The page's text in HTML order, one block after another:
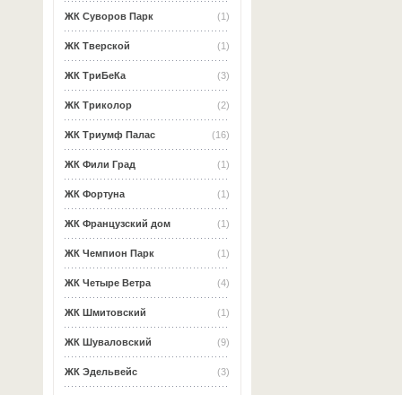
(1)
ЖК Суворов Парк
(1)
ЖК Тверской
(3)
ЖК ТриБеКа
(2)
ЖК Триколор
(16)
ЖК Триумф Палас
(1)
ЖК Фили Град
(1)
ЖК Фортуна
(1)
ЖК Французский дом
(1)
ЖК Чемпион Парк
(4)
ЖК Четыре Ветра
(1)
ЖК Шмитовский
(9)
ЖК Шуваловский
(3)
ЖК Эдельвейс